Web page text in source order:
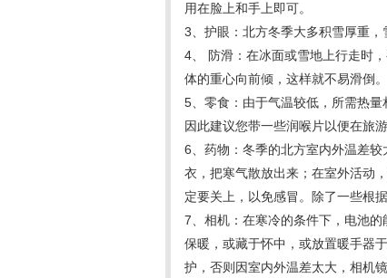
用在脸上和手上即可。
3、护眼：北方冬季大多积雪厚重
4、 防滑：在冰面或雪地上行走时
体的重心向前倾，这样就不易滑倒。
5、零食：由于气温较低，所需热
因此建议您带一些润喉片以便在旅游
6、药物：冬季的北方室内外温差
衣，把寒气散放出来；在室外活动
定要关上，以免感冒。除了一些根
7、相机：在寒冷的条件下，电池
保暖，或藏于怀中，或放置暖手器
护，否则因室内外温差太大，相机镜